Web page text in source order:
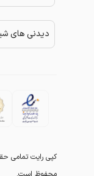
دیدنی های
کپی رایت تمامی